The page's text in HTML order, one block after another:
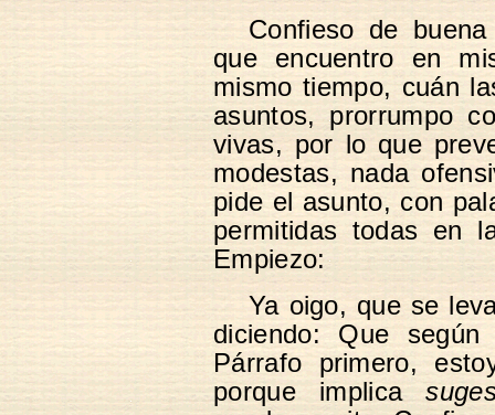
Confieso de
que encuentro en
mismo tiempo, cuán
asuntos, prorrumpo
vivas, por lo que
modestas, nada
pide el asunto, con
permitidas todas en
Empiezo:
Ya oigo, que se
diciendo: Que
Párrafo primero,
porque implica